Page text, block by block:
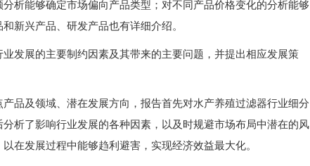
析能够确定市场偏向产品类型；对不同产品价格变化的分析能够
新兴产品、研发产品也有详细介绍。
发展的主要制约因素及其带来的主要问题，并提出相应发展策
品及领域、潜在发展方向，报告首先对水产养殖过滤器行业细分
析了影响行业发展的各种因素，以及时规避市场布局中潜在的风
在发展过程中能够趋利避害，实现经济效益最大化。